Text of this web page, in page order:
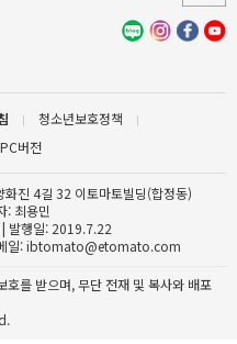
청소년보호정책
PC버전
진 4길 32 이토마토빌딩(합정동)
: 최용민
발행일: 2019.7.22
일: ibtomato@etomato.com
를 받으며, 무단 전재 및 복사와 배포